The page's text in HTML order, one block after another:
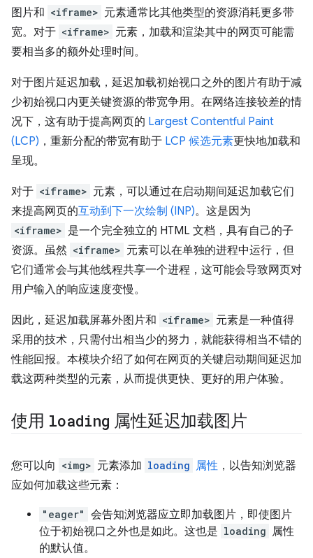
图片和 <iframe> 元素通常比其他类型的资源消耗更多带
宽。对于 <iframe> 元素，加载和渲染其中的网页可能需
要相当多的额外处理时间。
对于图片延迟加载，延迟加载初始视口之外的图片有助于减
少初始视口内更关键资源的带宽争用。在网络连接较差的情
况下，这有助于提高网页的 Largest Contentful Paint
(LCP) ，重新分配的带宽有助于 LCP 候选元素更快地加载和
呈现。
对于 <iframe> 元素，可以通过在启动期间延迟加载它们
来提高网页的互动到下一次绘制 (INP)。这是因为
<iframe> 是一个完全独立的 HTML 文档，具有自己的子
资源。虽然 <iframe> 元素可以在单独的进程中运行，但
它们通常会与其他线程共享一个进程，这可能会导致网页对
用户输入的响应速度变慢。
因此，延迟加载屏幕外图片和 <iframe> 元素是一种值得
采用的技术，只需付出相当少的努力，就能获得相当不错的
性能回报。本模块介绍了如何在网页的关键启动期间延迟加
载这两种类型的元素，从而提供更快、更好的用户体验。
使用 loading 属性延迟加载图片
您可以向 <img> 元素添加 loading 属性 ，以告知浏览器
应如何加载这些元素：
"eager" 会告知浏览器应立即加载图片，即使图片
位于初始视口之外也是如此。这也是 loading 属性
的默认值。